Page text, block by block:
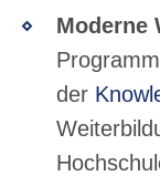
Moderne
der